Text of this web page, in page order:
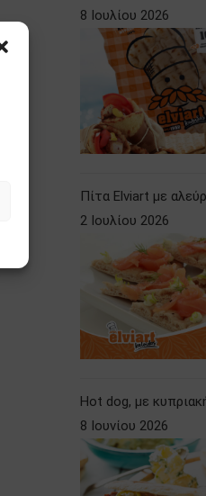
8 Ιουλίου 2026
Πίτα Elviart με
2 Ιουλίου 2026
Hot dog, με
8 Ιουνίου 2026